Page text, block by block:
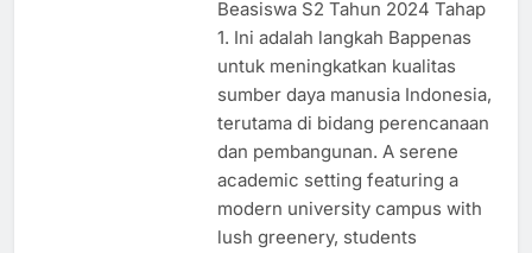
Beasiswa S2 Tahun 2024 Tahap
1. Ini adalah langkah Bappenas
untuk meningkatkan kualitas
sumber daya manusia Indonesia,
terutama di bidang perencanaan
dan pembangunan. A serene
academic setting featuring a
modern university campus with
lush greenery, students